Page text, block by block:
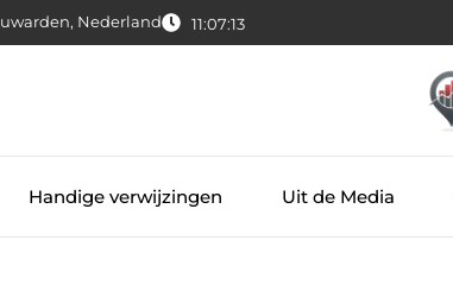
Nederland 11:07:14
Handige verwijzingen Uit de Media